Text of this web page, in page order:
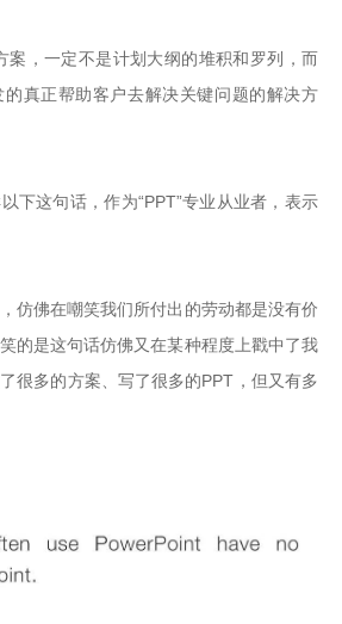
案，一定不是计划大纲的堆积和罗列，而
真正帮助客户去解决关键问题的解决方
下这句话，作为“PPT”专业从业者，表示
仿佛在嘲笑我们所付出的劳动都是没有价
的是这句话仿佛又在某种程度上戳中了我
很多的方案、写了很多的PPT，但又有多